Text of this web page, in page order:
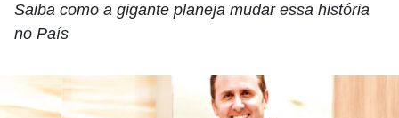
Saiba como a gigante planeja mudar essa história
no País